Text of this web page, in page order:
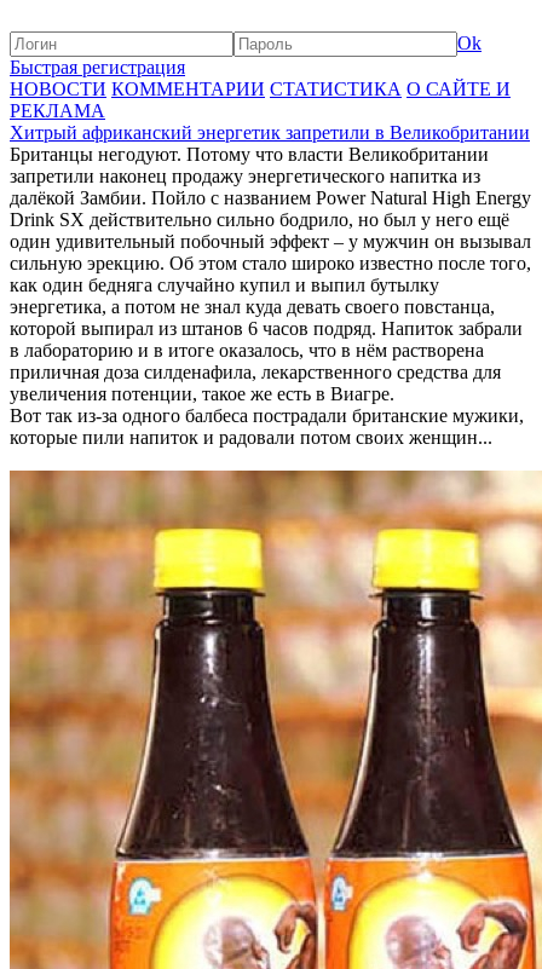
Ok
Быстрая регистрация
НОВОСТИ КОММЕНТАРИИ СТАТИСТИКА О САЙТЕ И
РЕКЛАМА
Хитрый африканский энергетик запретили в Великобритании
Британцы негодуют. Потому что власти Великобритании
запретили наконец продажу энергетического напитка из
далёкой Замбии. Пойло с названием Power Natural High Energy
Drink SX действительно сильно бодрило, но был у него ещё
один удивительный побочный эффект – у мужчин он вызывал
сильную эрекцию. Об этом стало широко известно после того,
как один бедняга случайно купил и выпил бутылку
энергетика, а потом не знал куда девать своего повстанца,
которой выпирал из штанов 6 часов подряд. Напиток забрали
в лабораторию и в итоге оказалось, что в нём растворена
приличная доза силденафила, лекарственного средства для
увеличения потенции, такое же есть в Виагре.
Вот так из-за одного балбеса пострадали британские мужики,
которые пили напиток и радовали потом своих женщин...